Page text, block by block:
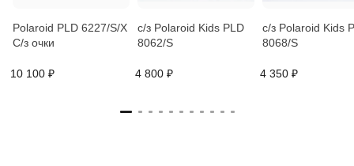
Polaroid PLD 6227/S/X
C/з очки
10 100 ₽
с/з Polaroid Kids PLD
8062/S
4 800 ₽
с/з Polaroid Kids
8068/S
4 350 ₽